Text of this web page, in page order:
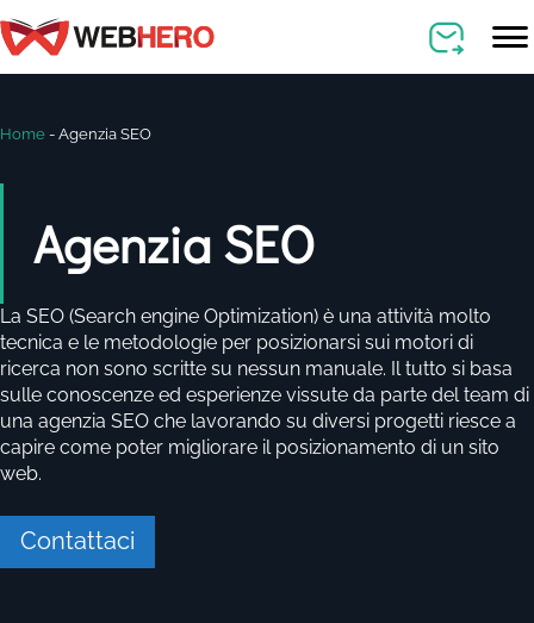
Home-Agenzia SEO
Agenzia SEO
La SEO (Search engine Optimization) è una attività molto
tecnica e le metodologie per posizionarsi sui motori di
ricerca non sono scritte su nessun manuale. Il tutto si basa
sulle conoscenze ed esperienze vissute da parte del team di
una agenzia SEO che lavorando su diversi progetti riesce a
capire come poter migliorare il posizionamento di un sito
web.
Contattaci